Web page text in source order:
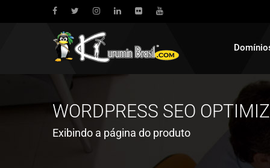
WORDPRESS SEO
Exibindo a página do produto